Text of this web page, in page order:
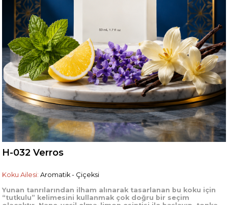
H-032 Verros
Koku Ailesi: Aromatik - Çiçeksi
Yunan tanrılarından ilham alınarak tasarlanan bu koku için
“tutkulu” kelimesini kullanmak çok doğru bir seçim